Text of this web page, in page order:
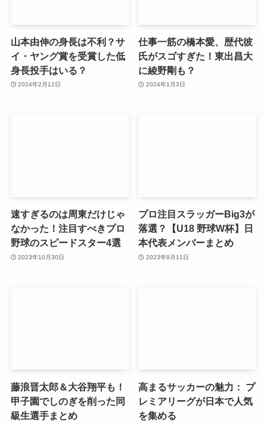
山本由伸の身長は不利？サ
イ・ヤング賞を受賞した低
身長投手はいる？
2024年2月12日
仕事一筋の橋本愛、歴代彼
氏がスゴすぎた！東出昌大
に綾野剛も？
2024年1月3日
速すぎるのは周東だけじゃ
なかった！注目すべきプロ
野球のスピードスター4選
2023年10月30日
プロ注目スラッガーBig3が
落選？【U18 野球W杯】日
本代表メンバーまとめ
2023年9月11日
藤浪晋太郎＆大谷翔平も！
甲子園でしのぎを削った同
級生選手まとめ
高まるサッカーの魅力： プ
レミアリーグが日本で人気
を集める